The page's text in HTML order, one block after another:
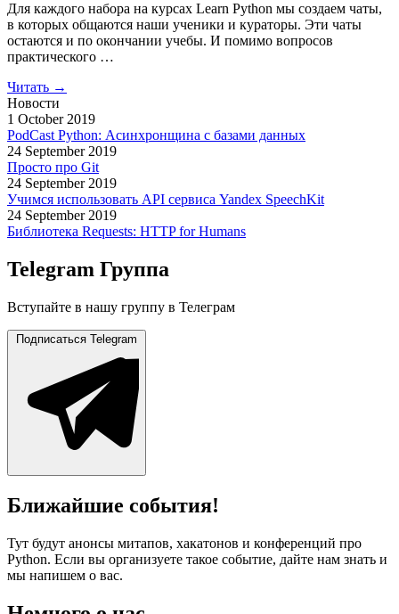
Для каждого набора на курсах Learn Python мы создаем чаты,
в которых общаются наши ученики и кураторы. Эти чаты
остаются и по окончании учебы. И помимо вопросов
практического …
Читать →
Новости
1 October 2019
PodCast Python: Асинхронщина с базами данных
24 September 2019
Просто про Git
24 September 2019
Учимся использовать API сервиса Yandex SpeechKit
24 September 2019
Библиотека Requests: HTTP for Humans
Telegram Группа
Вступайте в нашу группу в Телеграм
Подписаться Telegram
Ближайшие события!
Тут будут анонсы митапов, хакатонов и конференций про
Python. Если вы организуете такое событие, дайте нам знать и
мы напишем о вас.